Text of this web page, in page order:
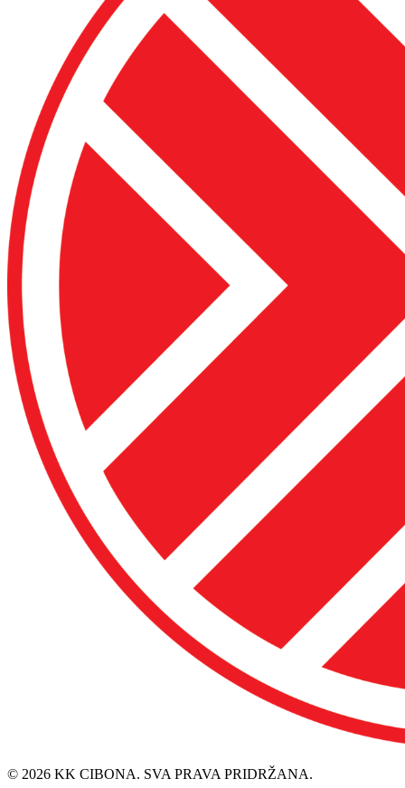
© 2026 KK CIBONA. SVA PRAVA PRIDRŽANA.